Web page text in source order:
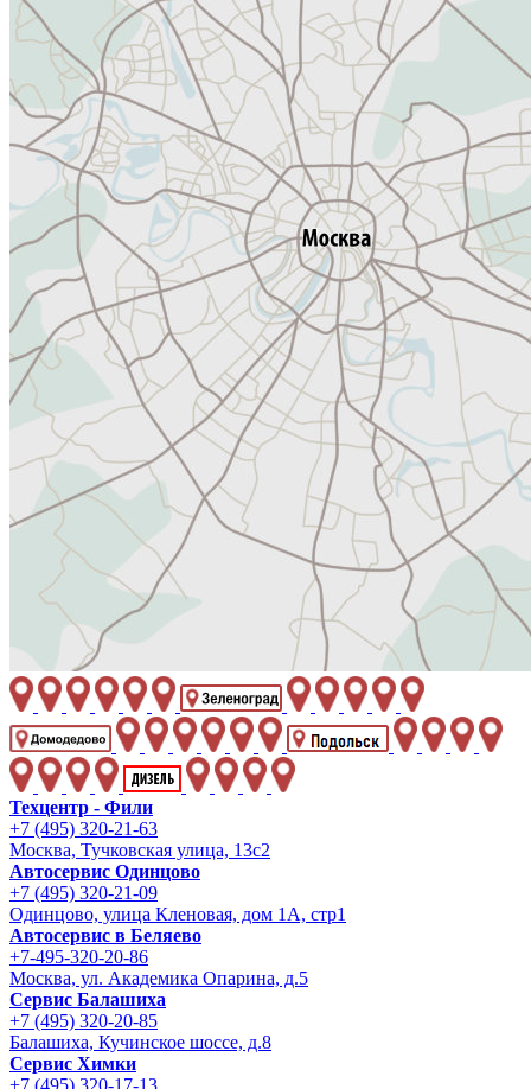
Техцентр - Фили
+7 (495) 320-21-63
Москва, Тучковская улица, 13с2
Автосервис Одинцово
+7 (495) 320-21-09
Одинцово, улица Кленовая, дом 1А, стр1
Автосервис в Беляево
+7-495-320-20-86
Москва, ул. Академика Опарина, д.5
Сервис Балашиха
+7 (495) 320-20-85
Балашиха, Кучинское шоссе, д.8
Сервис Химки
+7 (495) 320-17-13